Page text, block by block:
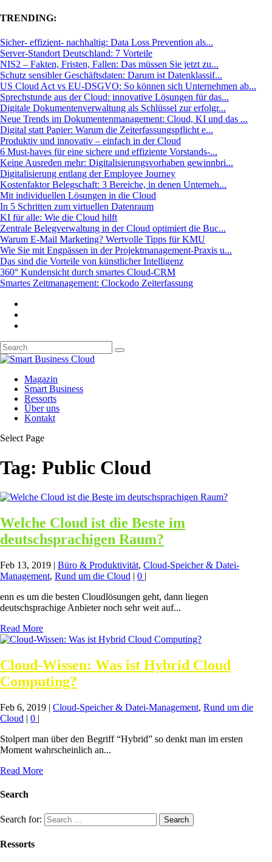
TRENDING:
Sicher- effizient- nachhaltig: Data Loss Prevention als...
Server-Standort Deutschland: 7 Vorteile
NIS2 – Fakten, Fristen, Fallen: Das müssen Sie jetzt zu...
Schutz sensibler Geschäftsdaten: Darum ist Datenklassif...
US Cloud Act vs EU-DSGVO: So können sich Unternehmen ab...
Sprechstunde aus der Cloud: innovative Lösungen für das...
Digitale Dokumentenverwaltung als Schlüssel zur erfolgr...
Neue Trends im Dokumentenmanagement: Cloud, KI und das ...
Digital statt Papier: Warum die Zeiterfassungspflicht e...
Produktiv und innovativ – einfach in der Cloud
6 Must-haves für eine sichere und effiziente Vorstands-...
Keine Ausreden mehr: Digitalisierungsvorhaben gewinnbri...
Digitalisierung entlang der Employee Journey
Kostenfaktor Belegschaft: 3 Bereiche, in denen Unterneh...
Mit individuellen Lösungen in die Cloud
In 5 Schritten zum virtuellen Datenraum
KI für alle: Wie die Cloud hilft
Zentrale Belegverwaltung in der Cloud optimiert die Buc...
Warum E-Mail Marketing? Wertvolle Tipps für KMU
Wie Sie mit Engpässen in der Projektmanagement-Praxis u...
Das sind die Vorteile von künstlicher Intelligenz
360° Kundensicht durch smartes Cloud-CRM
Smartes Zeitmanagement: Clockodo Zeiterfassung
Magazin
Smart Business
Ressorts
Über uns
Kontakt
Select Page
Tag: Public Cloud
Welche Cloud ist die Beste im
deutschsprachigen Raum?
Feb 13, 2019 | Büro & Produktivität, Cloud-Speicher & Datei-
Management, Rund um die Cloud | 0 |
enn es um die besten Cloudlösungen geht, dann liegen
deutschsprachige Anbieter noch sehr weit auf...
Read More
Cloud-Wissen: Was ist Hybrid Cloud
Computing?
Feb 6, 2019 | Cloud-Speicher & Datei-Management, Rund um die
Cloud | 0 |
Stolpert man über den Begriff “Hybrid” so denkt man im ersten
Moment wahrscheinlich an...
Read More
Search
Search for:
Ressorts